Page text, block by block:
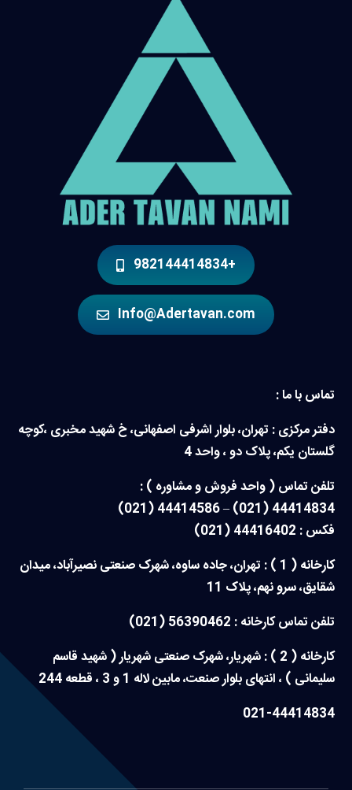
+982144414834
Info@Adertavan.com
تماس با ما :
دفتر مرکزی : تهران، بلوار اشرفی اصفهانی، خ شهید مخبری ،کوچه
گلستان یکم، پلاک دو ، واحد 4
تلفن تماس ( واحد فروش و مشاوره ) :
44414834 (021) – 44414586 (021)
فکس : 44416402 (021)
کارخانه ( 1 ) : تهران، جاده ساوه، شهرک صنعتی نصیرآباد، میدان
شقایق، سرو نهم، پلاک 11
تلفن تماس کارخانه : 56390462 (021)
کارخانه ( 2 ) : شهریار، شهرک صنعتی شهریار ( شهید قاسم
سلیمانی ) ، انتهای بلوار صنعت، مابین لاله 1 و 3 ، قطعه 244
021-44414834